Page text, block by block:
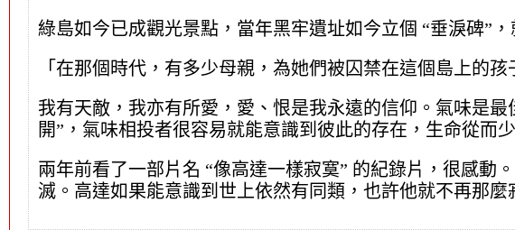
綠島如今已成觀光景點，當年黑牢遺址如今立個 “垂淚碑”
「在那個時代，有多少母親，為她們被囚禁在這個島上的孩
我有天敵，我亦有所愛，愛、恨是我永遠的信仰。氣味是
開”，氣味相投者很容易就能意識到彼此的存在，生命從而
兩年前看了一部片名 “像高達一樣寂寞” 的紀錄片，很感動
滅。高達如果能意識到世上依然有同類，也許他就不再那麼